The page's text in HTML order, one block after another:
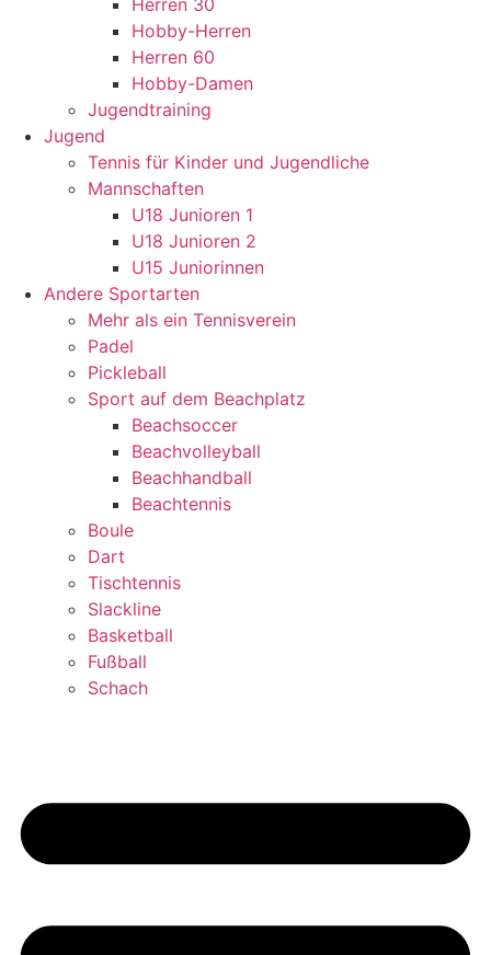
Herren 30
Hobby-Herren
Herren 60
Hobby-Damen
Jugendtraining
Jugend
Tennis für Kinder und Jugendliche
Mannschaften
U18 Junioren 1
U18 Junioren 2
U15 Juniorinnen
Andere Sportarten
Mehr als ein Tennisverein
Padel
Pickleball
Sport auf dem Beachplatz
Beachsoccer
Beachvolleyball
Beachhandball
Beachtennis
Boule
Dart
Tischtennis
Slackline
Basketball
Fußball
Schach